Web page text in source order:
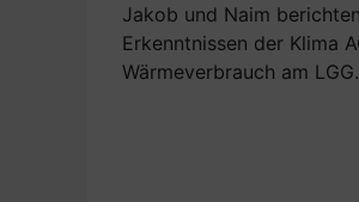
Jakob und Naim
Erkenntnissen der Klima
Wärmeverbrauch am LGG.